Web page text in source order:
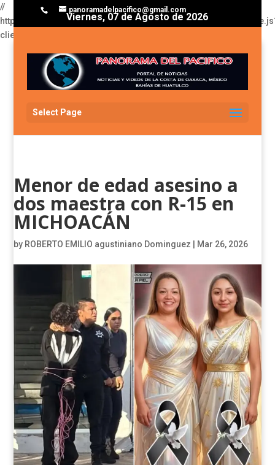
//
https://pagead2.googlesyndication.com/pagead/js/
client=ca-pub-3929368393811174
panoramadelpacifico@gmail.com
Viernes, 07 de Agosto de 2026
Select Page
Menor de edad asesino a
dos maestra con R-15 en
MICHOACÁN
by ROBERTO EMILIO agustiniano Dominguez Mar 26, 2026